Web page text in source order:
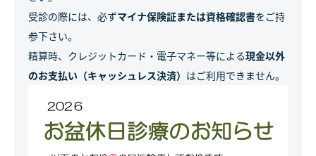
受診の際には、必ずマイナ保険証または資格確認書をご持
参下さい。
精算時、クレジットカード・電子マネー等による現金以外
のお支払い（キャッシュレス決済） はご利用できません。